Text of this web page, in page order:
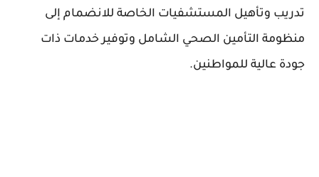
تدريب وتأهيل المستشفيات الخاصة للانضمام إلى
منظومة التأمين الصحي الشامل وتوفير خدمات ذات
جودة عالية للمواطنين.